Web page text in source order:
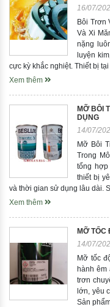
16/07/
Bôi Trơn
Và Xi
nặng
luyện
cực kỳ khắc nghiệt. Thiết bị
Xem thêm
MỠ BÔI
DỤNG
14/07/
Mỡ Bôi
Trong
tổng
thiết bị
và thời gian sử dụng lâu dài.
Xem thêm
MỠ TỐC
14/07/
Mỡ tốc
hành
trơn
lớn, yêu
Sản